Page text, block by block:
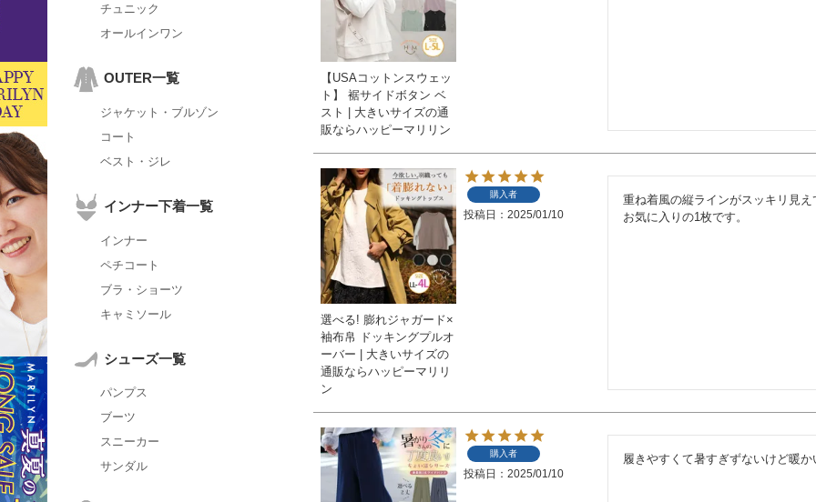
チュニック
オールインワン
OUTER一覧
ジャケット・ブルゾン
コート
ベスト・ジレ
インナー下着一覧
インナー
ペチコート
ブラ・ショーツ
キャミソール
シューズ一覧
パンプス
ブーツ
スニーカー
サンダル
【USAコットンスウェッ
ト】 裾サイドボタン ベ
スト | 大きいサイズの通
販ならハッピーマリリン
選べる! 膨れジャガード×
袖布帛 ドッキングプルオ
ーバー | 大きいサイズの
通販ならハッピーマリリ
ン
購入者
投稿日 2025/01/10
重ね着風の縦ラインがスッキリ見え
お気に入りの1枚です。
購入者
投稿日 2025/01/10
履きやすくて暑すぎずないけど暖